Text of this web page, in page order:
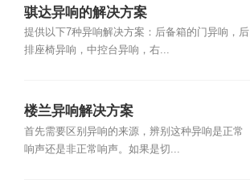
骐达异响的解决方案
提供以下7种异响解决方案：后备箱的门异响，后
排座椅异响，中控台异响，右...
楼兰异响解决方案
首先需要区别异响的来源，辨别这种异响是正常
响声还是非正常响声。如果是切...